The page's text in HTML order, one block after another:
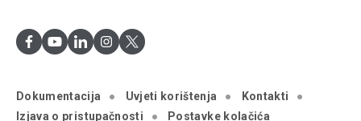
Dokumentacija Uvjeti korištenja
Kontakti
Izjava o pristupačnosti
Postavke kolačića